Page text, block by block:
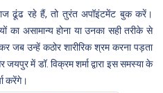
ढूंढ रहे हैं, तो तुरंत अपॉइंटमेंट बुक करें।
का असामान्य होना या उनका सही तरीके से
जब उन्हें कठोर शारीरिक श्रम करना पड़ता
में डॉ. विक्रम शर्मा द्वारा इस समस्या के
करेंगे।